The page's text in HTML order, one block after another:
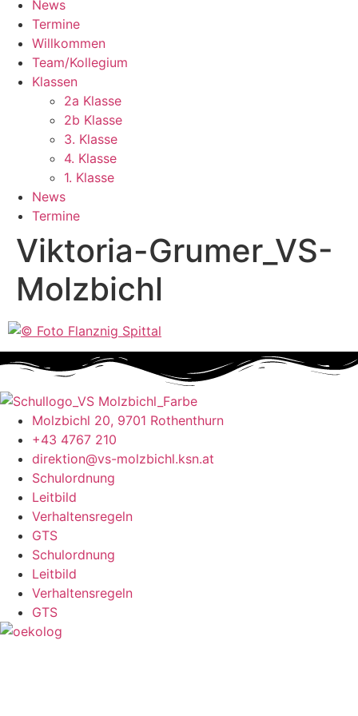
News
Termine
Willkommen
Team/Kollegium
Klassen
2a Klasse
2b Klasse
3. Klasse
4. Klasse
1. Klasse
News
Termine
Viktoria-Grumer_VS-
Molzbichl
Molzbichl 20, 9701 Rothenthurn
+43 4767 210
direktion@vs-molzbichl.ksn.at
Schulordnung
Leitbild
Verhaltensregeln
GTS
Schulordnung
Leitbild
Verhaltensregeln
GTS